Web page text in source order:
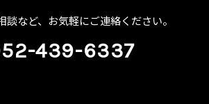
談など、お気軽にご連絡ください。
439-6337